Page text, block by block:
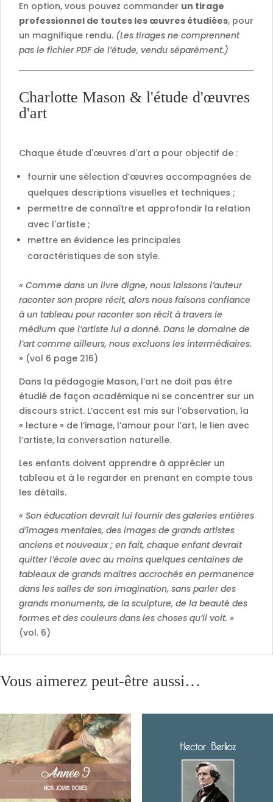
En option, vous pouvez commander un tirage
professionnel de toutes les œuvres étudiées, pour
un magnifique rendu. (Les tirages ne comprennent
pas le fichier PDF de l’étude, vendu séparément.)
Charlotte Mason & l'étude d'œuvres
d'art
Chaque étude d'œuvres d'art a pour objectif de :
fournir une sélection d’œuvres accompagnées de
quelques descriptions visuelles et techniques ;
permettre de connaître et approfondir la relation
avec l'artiste ;
mettre en évidence les principales
caractéristiques de son style.
« Comme dans un livre digne, nous laissons l’auteur
raconter son propre récit, alors nous faisons confiance
à un tableau pour raconter son récit à travers le
médium que l’artiste lui a donné. Dans le domaine de
l’art comme ailleurs, nous excluons les intermédiaires.
» (vol 6 page 216)
Dans la pédagogie Mason, l’art ne doit pas être
étudié de façon académique ni se concentrer sur un
discours strict. L’accent est mis sur l’observation, la
« lecture » de l’image, l’amour pour l’art, le lien avec
l’artiste, la conversation naturelle.
Les enfants doivent apprendre à apprécier un
tableau et à le regarder en prenant en compte tous
les détails.
« Son éducation devrait lui fournir des galeries entières
d’images mentales, des images de grands artistes
anciens et nouveaux ; en fait, chaque enfant devrait
quitter l’école avec au moins quelques centaines de
tableaux de grands maîtres accrochés en permanence
dans les salles de son imagination, sans parler des
grands monuments, de la sculpture, de la beauté des
formes et des couleurs dans les choses qu’il voit. »
(vol. 6)
Vous aimerez peut-être aussi…